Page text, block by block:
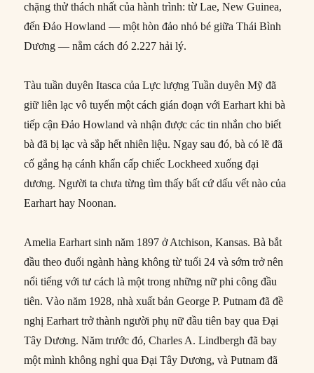
chặng thử thách nhất của hành trình: từ Lae, New Guinea,
đến Đảo Howland — một hòn đảo nhỏ bé giữa Thái Bình
Dương — nằm cách đó 2.227 hải lý.
Tàu tuần duyên Itasca của Lực lượng Tuần duyên Mỹ đã
giữ liên lạc vô tuyến một cách gián đoạn với Earhart khi bà
tiếp cận Đảo Howland và nhận được các tin nhắn cho biết
bà đã bị lạc và sắp hết nhiên liệu. Ngay sau đó, bà có lẽ đã
cố gắng hạ cánh khẩn cấp chiếc Lockheed xuống đại
dương. Người ta chưa từng tìm thấy bất cứ dấu vết nào của
Earhart hay Noonan.
Amelia Earhart sinh năm 1897 ở Atchison, Kansas. Bà bắt
đầu theo đuổi ngành hàng không từ tuổi 24 và sớm trở nên
nổi tiếng với tư cách là một trong những nữ phi công đầu
tiên. Vào năm 1928, nhà xuất bản George P. Putnam đã đề
nghị Earhart trở thành người phụ nữ đầu tiên bay qua Đại
Tây Dương. Năm trước đó, Charles A. Lindbergh đã bay
một mình không nghỉ qua Đại Tây Dương, và Putnam đã